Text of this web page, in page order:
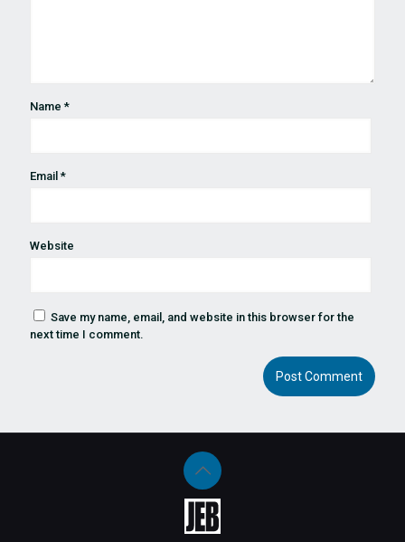
Name *
Email *
Website
Save my name, email, and website in this browser for the
next time I comment.